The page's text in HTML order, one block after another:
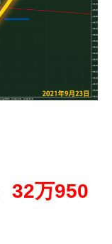
32万950